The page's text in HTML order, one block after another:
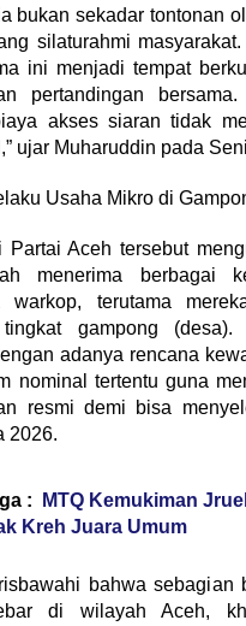
bukan sekadar tontonan
silaturahmi
ini menjadi tempat
pertandingan
akses siaran tidak
ujar Muharuddin pada
Usaha Mikro di
Partai Aceh tersebut
menerima berbagai
warkop, terutama
gampong (desa).
adanya rencana
nominal tertentu guna
resmi demi bisa
2026.
:
MTQ Kemukiman
Kreh Juara Umum
bahwa sebagian
di wilayah Aceh,